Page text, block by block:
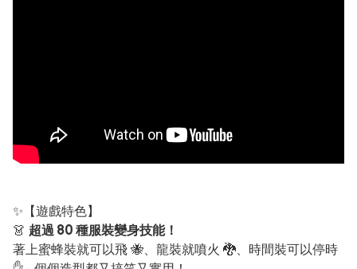
✨【遊戲特色】
👗 超過 80 種服裝變身技能！
著上蜜蜂裝就可以飛 🐝、龍裝就噴火 🐉、時間裝可以停時